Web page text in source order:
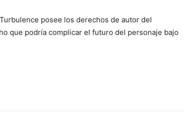
posee los derechos de autor del
que podría complicar el futuro del personaje bajo